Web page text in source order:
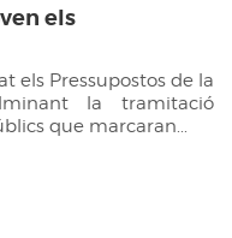
els
els Pressupostos de la
la tramitació
que marcaran...